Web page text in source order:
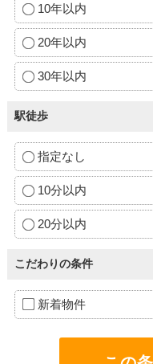
10年以内
20年以内
30年以内
駅徒歩
指定なし
10分以内
20分以内
こだわりの条件
新着物件